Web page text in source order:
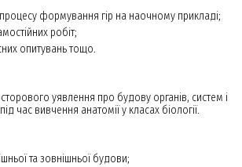
формування гір на наочному прикладі;
робіт;
опитувань тощо.
уявлення про будову органів, систем і
час вивчення анатомії у класах біології.
та зовнішньої будови;